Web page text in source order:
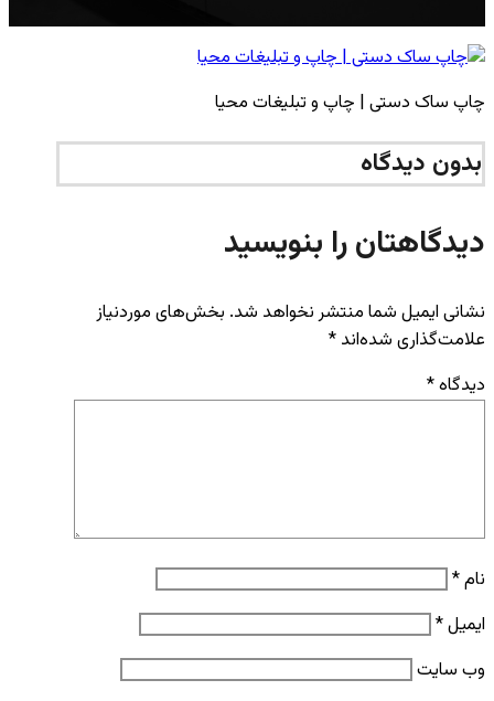
چاپ ساک دستی | چاپ و تبلیغات محیا
بدون دیدگاه
دیدگاهتان را بنویسید
نشانی ایمیل شما منتشر نخواهد شد. بخش‌های موردنیاز
علامت‌گذاری شده‌اند *
دیدگاه*
نام*
ایمیل*
وب‌ سایت